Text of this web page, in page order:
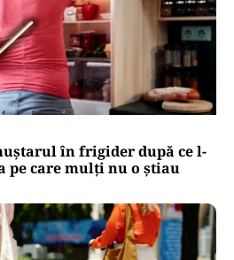
în frigider după ce l-
pe care mulți nu o știau